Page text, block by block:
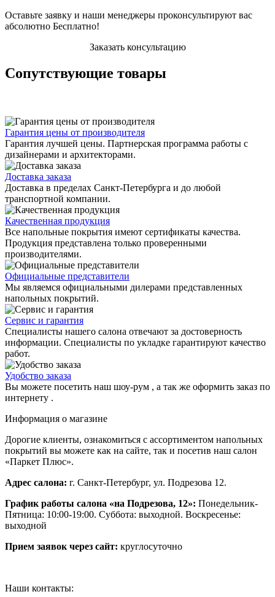
Оставьте заявку и наши менеджеры проконсультируют вас
абсолютно Бесплатно!
Заказать консультацию
Сопутствующие товары
Гарантия цены от производителя
Гарантия лучшей цены. Партнерская программа работы с
дизайнерами и архитекторами.
Доставка заказа
Доставка в пределах Санкт-Петербурга и до любой
транспортной компании.
Качественная продукция
Все напольные покрытия имеют сертификаты качества.
Продукция представлена только проверенными
производителями.
Официальные представители
Мы являемся официальными дилерами представленных
напольных покрытий.
Сервис и гарантия
Специалисты нашего салона отвечают за достоверность
информации. Специалисты по укладке гарантируют качество
работ.
Удобство заказа
Вы можете посетить наш шоу-рум , а так же оформить заказ по
интернету .
Информация о магазине
Дорогие клиенты, ознакомиться с ассортиментом напольных
покрытий вы можете как на сайте, так и посетив наш салон
«Паркет Плюс».
Адрес салона: г. Санкт-Петербург, ул. Подрезова 12.
График работы салона «на Подрезова, 12»: Понедельник-
Пятница: 10:00-19:00. Суббота: выходной. Воскресенье:
выходной
Прием заявок через сайт: круглосуточно
Наши контакты: